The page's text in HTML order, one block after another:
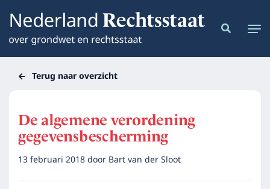
Terug naar overzicht
De algemene verordening
gegevensbescherming
13 februari 2018door Bart van der Sloot